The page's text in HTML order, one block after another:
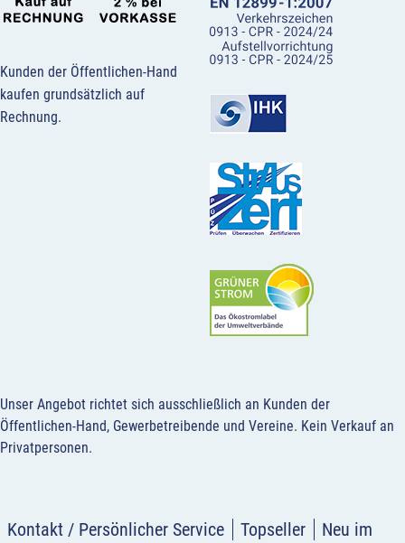
Kunden der Öffentlichen-Hand
kaufen grundsätzlich auf
Rechnung.
Unser Angebot richtet sich ausschließlich an Kunden der
Öffentlichen-Hand, Gewerbetreibende und Vereine. Kein Verkauf an
Privatpersonen.
Kontakt / Persönlicher Service Topseller Neu im